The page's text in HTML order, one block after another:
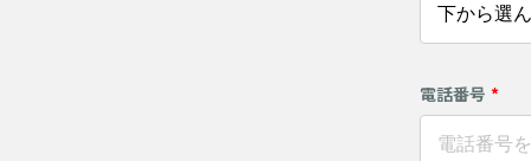
電話番号 *